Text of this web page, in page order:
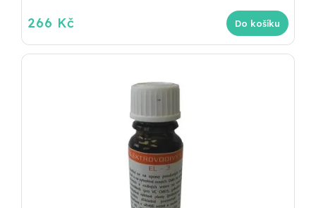
266 Kč Do košíku